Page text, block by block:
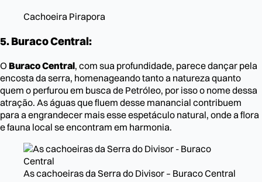
Cachoeira Pirapora
5. Buraco Central:
O Buraco Central, com sua profundidade, parece dançar pela
encosta da serra, homenageando tanto a natureza quanto
quem o perfurou em busca de Petróleo, por isso o nome dessa
atração. As águas que fluem desse manancial contribuem
para a engrandecer mais esse espetáculo natural, onde a flora
e fauna local se encontram em harmonia.
As cachoeiras da Serra do Divisor – Buraco Central